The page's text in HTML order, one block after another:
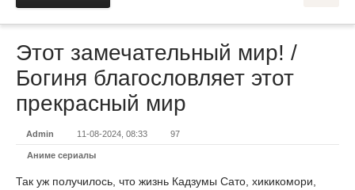
Этот замечательный мир! /
Богиня благословляет этот
прекрасный мир
Admin 11-08-2024, 08:33 97
Аниме сериалы
Так уж получилось, что жизнь Кадзумы Сато, хикикомори,